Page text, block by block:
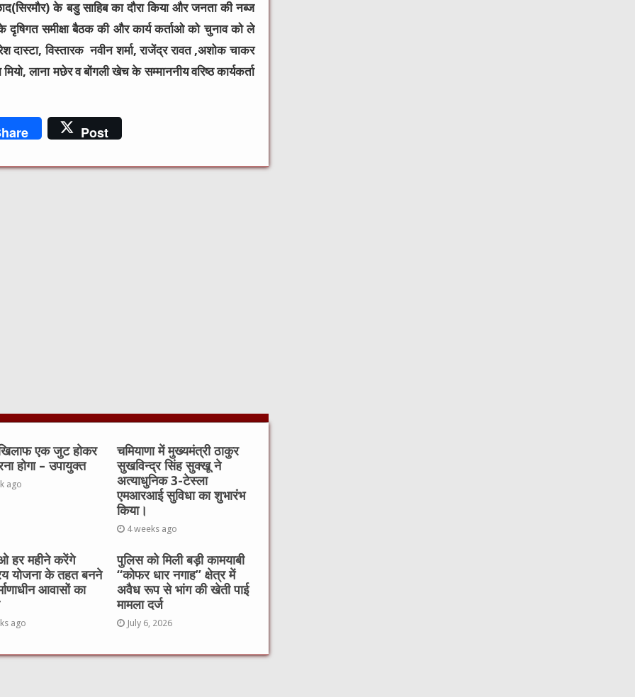
के बडु साहिब का दौरा किया और जनता की नब्ज
समीक्षा बैठक की और कार्य कर्ताओ को चुनाव को ले
दास्टा, विस्तारक नवीन शर्मा, राजेंद्र रावत ,अशोक चाकर
लाना मछेर व बोंगली खेच के सम्माननीय वरिष्ठ कार्यकर्ता
Post
एक जुट होकर
होगा – उपायुक्त
ago
चमियाणा में मुख्यमंत्री ठाकुर
सुखविन्द्र सिंह सुक्खू ने
अत्याधुनिक 3-टेस्ला
एमआरआई सुविधा का शुभारंभ
किया।
4 weeks ago
हर महीने करेंगे
योजना के तहत बनने
आवासों का
ago
पुलिस को मिली बड़ी कामयाबी
“कोफर धार नगाह” क्षेत्र में
अवैध रूप से भांग की खेती पाई
मामला दर्ज
July 6, 2026